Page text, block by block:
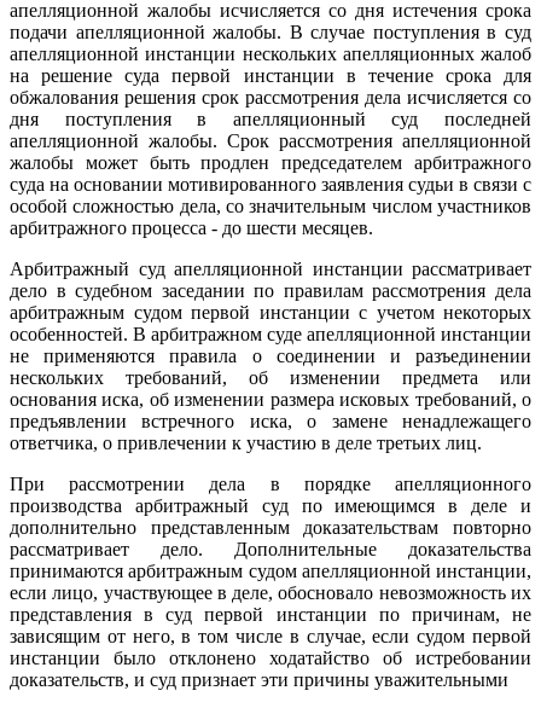
апелляционной жалобы исчисляется со дня истечения срока
подачи апелляционной жалобы. В случае поступления в суд
апелляционной инстанции нескольких апелляционных жалоб
на решение суда первой инстанции в течение срока для
обжалования решения срок рассмотрения дела исчисляется со
дня поступления в апелляционный суд последней
апелляционной жалобы. Срок рассмотрения апелляционной
жалобы может быть продлен председателем арбитражного
суда на основании мотивированного заявления судьи в связи с
особой сложностью дела, со значительным числом участников
арбитражного процесса - до шести месяцев.
Арбитражный суд апелляционной инстанции рассматривает
дело в судебном заседании по правилам рассмотрения дела
арбитражным судом первой инстанции с учетом некоторых
особенностей. В арбитражном суде апелляционной инстанции
не применяются правила о соединении и разъединении
нескольких требований, об изменении предмета или
основания иска, об изменении размера исковых требований, о
предъявлении встречного иска, о замене ненадлежащего
ответчика, о привлечении к участию в деле третьих лиц.
При рассмотрении дела в порядке апелляционного
производства арбитражный суд по имеющимся в деле и
дополнительно представленным доказательствам повторно
рассматривает дело. Дополнительные доказательства
принимаются арбитражным судом апелляционной инстанции,
если лицо, участвующее в деле, обосновало невозможность их
представления в суд первой инстанции по причинам, не
зависящим от него, в том числе в случае, если судом первой
инстанции было отклонено ходатайство об истребовании
доказательств, и суд признает эти причины уважительными